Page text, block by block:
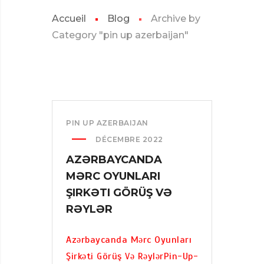
Accueil Blog
Archive by
Category "pin up azerbaijan"
PIN UP AZERBAIJAN
DÉCEMBRE 2022
AZƏRBAYCANDA
MƏRC OYUNLARI
ŞIRKƏTI GÖRÜŞ VƏ
RƏYLƏR
Azərbaycanda Mərc Oyunları
Şirkəti Görüş Və RəylərPin-Up-